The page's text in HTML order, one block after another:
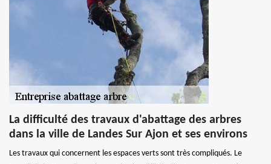
La difficulté des travaux d'abattage des arbres
dans la ville de Landes Sur Ajon et ses environs
Les travaux qui concernent les espaces verts sont très compliqués. Le